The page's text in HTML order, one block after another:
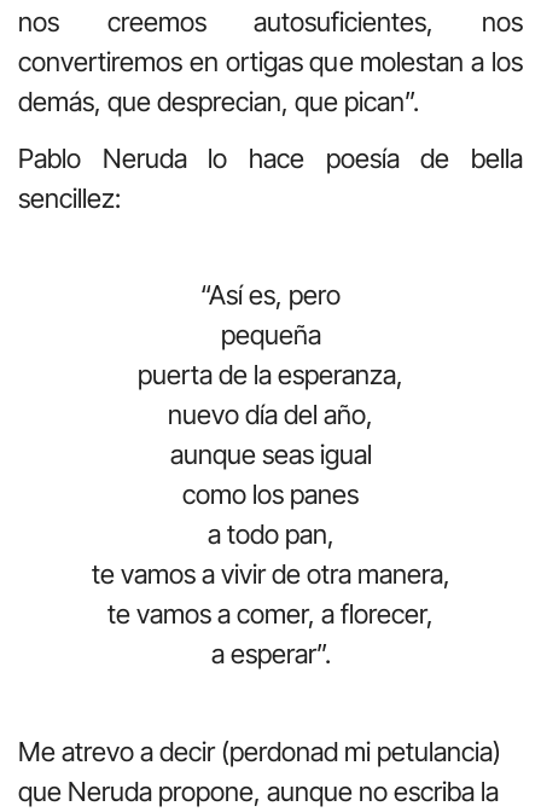
nos creemos autosuficientes, nos
convertiremos en ortigas que molestan a los
demás, que desprecian, que pican”.
Pablo Neruda lo hace poesía de bella
sencillez:
“Así es, pero
pequeña
puerta de la esperanza,
nuevo día del año,
aunque seas igual
como los panes
a todo pan,
te vamos a vivir de otra manera,
te vamos a comer, a florecer,
a esperar”.
Me atrevo a decir (perdonad mi petulancia)
que Neruda propone, aunque no escriba la